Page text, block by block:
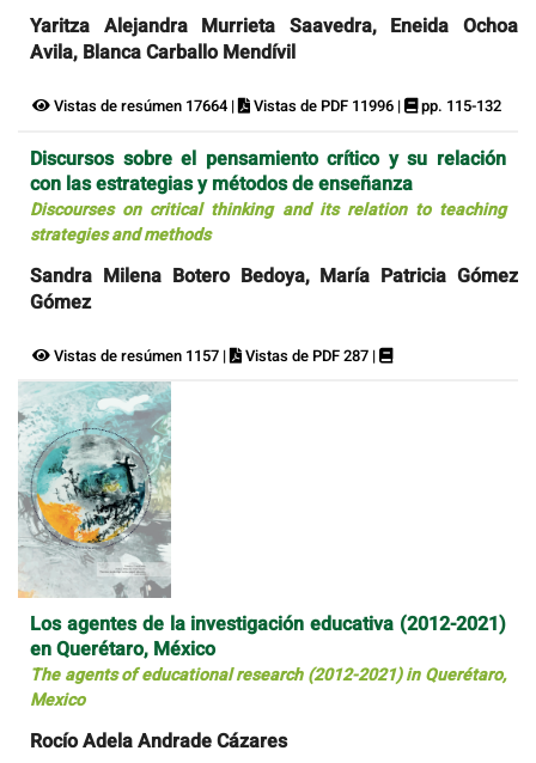
Yaritza Alejandra Murrieta Saavedra, Eneida Ochoa
Avila, Blanca Carballo Mendívil
Vistas de resúmen 17664 | Vistas de PDF 11996 | pp. 115-132
Discursos sobre el pensamiento crítico y su relación
con las estrategias y métodos de enseñanza
Discourses on critical thinking and its relation to teaching
strategies and methods
Sandra Milena Botero Bedoya, María Patricia Gómez
Gómez
Vistas de resúmen 1157 | Vistas de PDF 287 |
Los agentes de la investigación educativa (2012-2021)
en Querétaro, México
The agents of educational research (2012-2021) in Querétaro,
Mexico
Rocío Adela Andrade Cázares